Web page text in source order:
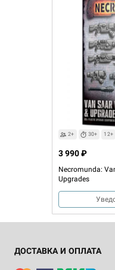
Eng
Aeronautica Imperialis:
Asuryani Aircraft and Aces
Уведомить о наличии
2+ 30+ 12+
Necromunda:
Upgrades
3 990 ₽
ДОСТАВКА И ОПЛАТА